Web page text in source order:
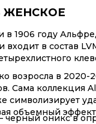
ЖЕНСКОЕ
в 1906 году
входит в состав
возросла в 2020-
Сама коллекция
символизирует
объемный
оникс в